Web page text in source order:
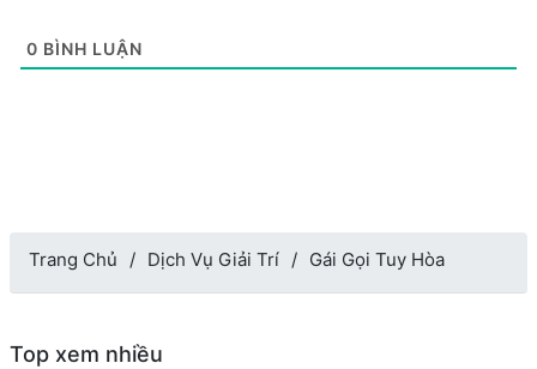
0 BÌNH LUẬN
Trang Chủ Dịch Vụ Giải Trí Gái Gọi Tuy Hòa
Top xem nhiều